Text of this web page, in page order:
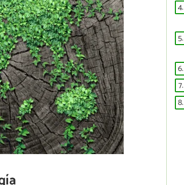
4.
5.
6.
7.
8.